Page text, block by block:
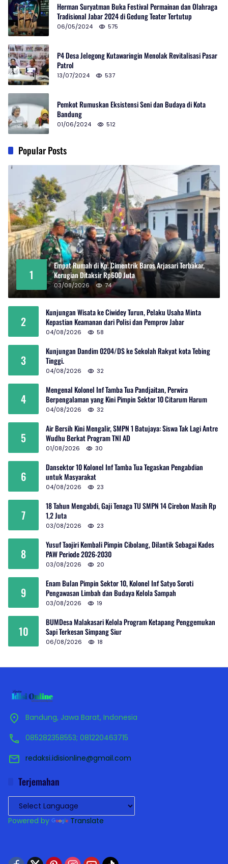
Herman Suryatman Buka Festival Permainan dan Olahraga
Tradisional Jabar 2024 di Gedung Teater Tertutup
06/05/2024 575
P4 Desa Jelegong Kutawaringin Menolak Revitalisasi Pasar
Patrol
13/07/2024 537
Pemkot Rumuskan Eksistensi Seni dan Budaya di Kota
Bandung
01/06/2024 512
Popular Posts
1
Empat Rumah di Kp. Cimentrik Baros Arjasari Terbakar,
Kerugian Ditaksir Rp600 Juta
03/08/2026 74
2
Kunjungan Wisata ke Ciwidey Turun, Pelaku Usaha Minta
Kepastian Keamanan dari Polisi dan Pemprov Jabar
04/08/2026 58
3
Kunjungan Dandim 0204/DS ke Sekolah Rakyat kota Tebing
Tinggi.
04/08/2026 32
4
Mengenal Kolonel Inf Tamba Tua Pandjaitan, Perwira
Berpengalaman yang Kini Pimpin Sektor 10 Citarum Harum
04/08/2026 32
5
Air Bersih Kini Mengalir, SMPN 1 Batujaya: Siswa Tak Lagi Antre
Wudhu Berkat Program TNI AD
01/08/2026 30
6
Dansektor 10 Kolonel Inf Tamba Tua Tegaskan Pengabdian
untuk Masyarakat
04/08/2026 23
7
18 Tahun Mengabdi, Gaji Tenaga TU SMPN 14 Cirebon Masih Rp
1,2 Juta
03/08/2026 23
8
Yusuf Taojiri Kembali Pimpin Cibolang, Dilantik Sebagai Kades
PAW Periode 2026-2030
03/08/2026 20
9
Enam Bulan Pimpin Sektor 10, Kolonel Inf Satyo Soroti
Pengawasan Limbah dan Budaya Kelola Sampah
03/08/2026 19
10
BUMDesa Malakasari Kelola Program Ketapang Penggemukan
Sapi Terkesan Simpang Siur
06/08/2026 18
Bandung, Jawa Barat, Indonesia
085282358553; 081220463715
redaksi.idisionline@gmail.com
Terjemahan
Powered by Translate